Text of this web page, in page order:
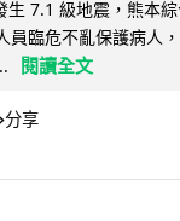
生 7.1 級地震，熊本
員臨危不亂保護病人
閱讀全文
分享